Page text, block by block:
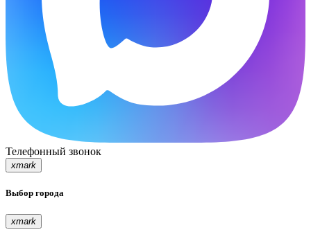
Телефонный звонок
xmark
Выбор города
xmark